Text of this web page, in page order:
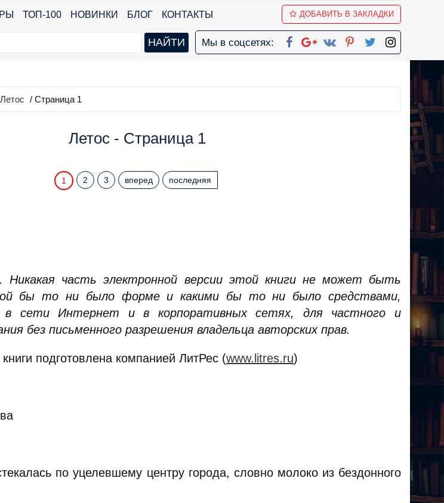
ТОП-100 НОВИНКИ БЛОГ КОНТАКТЫ ДОБАВИТЬ В ЗАКЛАДКИ
Мы в соцсетях:
Летос / Страница 1
Летос - Страница 1
1 2 3 вперед последняя
Никакая часть электронной версии этой книги не может быть
бы то ни было форме и какими бы то ни было средствами,
в сети Интернет и в корпоративных сетях, для частного и
без письменного разрешения владельца авторских прав.
подготовлена компанией ЛитРес (www.litres.ru)
по уцелевшему центру города, словно молоко из бездонного